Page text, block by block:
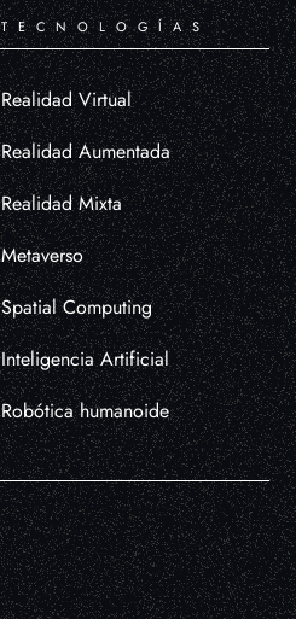
TECNOLOGÍAS
Realidad Virtual
Realidad Aumentada
Realidad Mixta
Metaverso
Spatial Computing
Inteligencia Artificial
Robótica humanoide